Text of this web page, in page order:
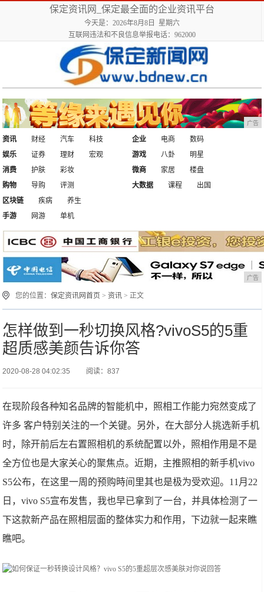
保定资讯网_保定最全面的企业资讯平台
今天是：2026年8月8日 星期六
互联网违法和不良信息举报电话：962000
广告
资讯 财经 汽车
科技
娱乐
证券 理财 宏观
企业 电商
数码
游戏
八卦
明星
消费
护肤
彩妆
购物
导购 评测
微商 家居
楼盘
大数据
课程
出国
区块链
疾病
养生
手游
网游 单机
广告
您的位置：保定资讯网首页 >资讯 > 正文
怎样做到一秒切换风格?vivoS5的5重
超质感美颜告诉你答
2020-08-28 04:02:35 阅读：837
在现阶段各种知名品牌的智能机中，照相工作能力宛然变成了
许多 客户特别关注的一个关键。另外，在大部分人挑选新手机
时，除开前后左右置照相机的系统配置以外，照相作用是不是
全方位也是大家关心的聚焦点。近期，主推照相的新手机vivo
S5公布，在这里一周的预购時间里其也是极为受欢迎。11月22
日，vivo S5宣布发售，我也早已拿到了一台，并具体检测了一
下这款新产品在照相层面的整体实力和作用，下边就一起来瞧
瞧吧。